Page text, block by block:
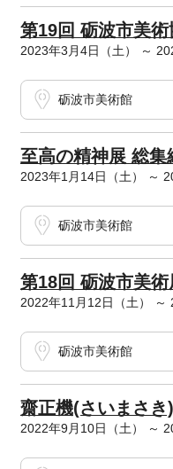
第19回 砺波市美
2023年3月4日（土） ～
砺波市美術館
至高の精神展 総集
2023年1月14日（土） ～
砺波市美術館
第18回 砺波市美術
2022年11月12日（土） ～
砺波市美術館
齋正機(さいまさき
2022年9月10日（土） ～